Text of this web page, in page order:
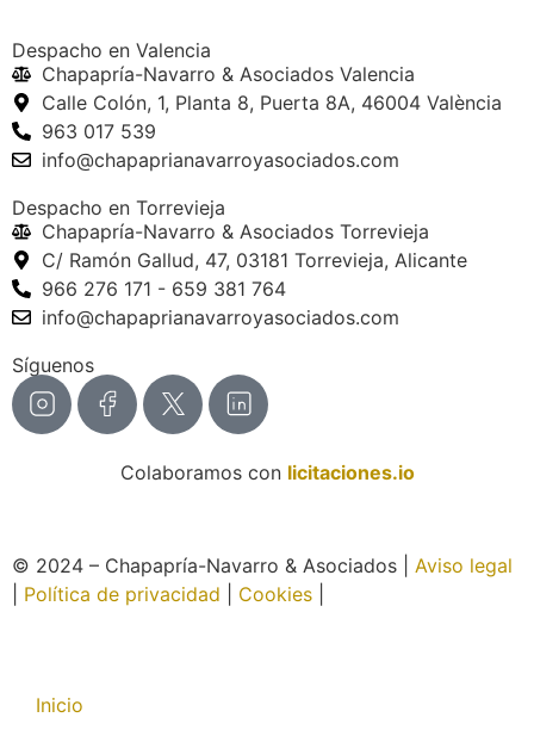
Despacho en Valencia
Chapapría-Navarro & Asociados Valencia
Calle Colón, 1, Planta 8, Puerta 8A, 46004 València
963 017 539
info@chapaprianavarroyasociados.com
Despacho en Torrevieja
Chapapría-Navarro & Asociados Torrevieja
C/ Ramón Gallud, 47, 03181 Torrevieja, Alicante
966 276 171 - 659 381 764
info@chapaprianavarroyasociados.com
Síguenos
Colaboramos con licitaciones.io
© 2024 – Chapapría-Navarro & Asociados | Aviso legal
Política de privacidad Cookies
Inicio